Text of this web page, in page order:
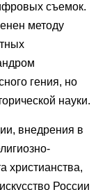
съемок.
методу
гения, но
науки.
внедрения в
христианства,
России